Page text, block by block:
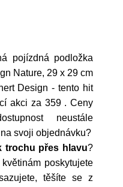
pojízdná podložka
Nature, 29 x 29 cm
Design - tento hit
akci za 359 . Ceny
neustále
svoji objednávku?
trochu přes hlavu?
poskytujete
těšíte se z